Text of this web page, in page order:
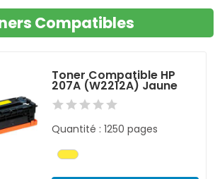
Compatibles
Toner Compatible HP
207A (W2212A) Jaune
Quantité : 1250 pages